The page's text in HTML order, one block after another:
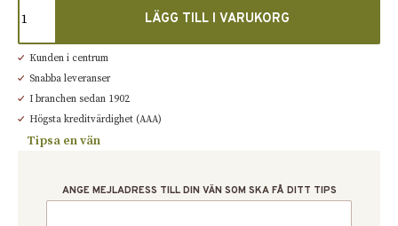
LÄGG TILL I VARUKORG
Kunden i centrum
Snabba leveranser
I branchen sedan 1902
Högsta kreditvärdighet (AAA)
Tipsa en vän
ANGE MEJLADRESS TILL DIN VÄN SOM SKA FÅ DITT TIPS